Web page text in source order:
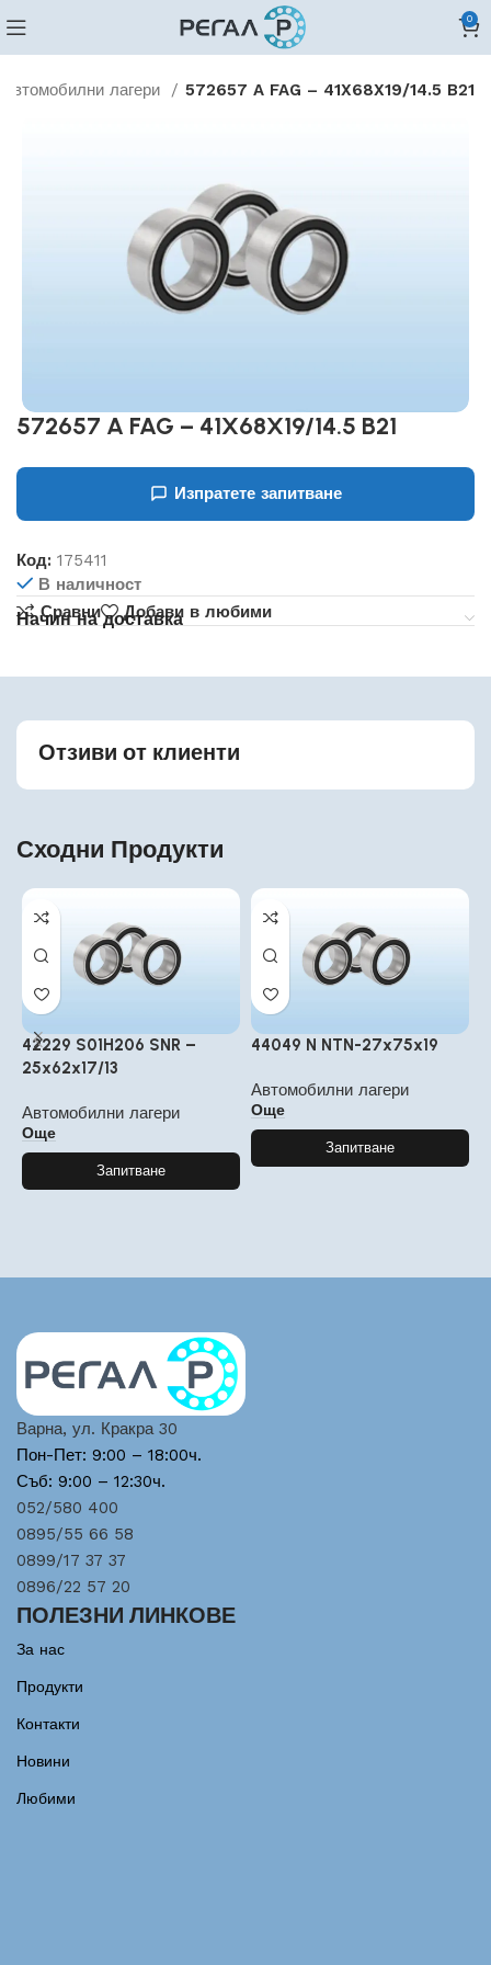
0
Автомобилни лагери 572657 A FAG – 41X68X19/14.5 B21
572657 A FAG – 41X68X19/14.5 B21
Изпратете запитване
Код:175411
В наличност
Сравни
Добави в любими
Начин на доставка
Отзиви от клиенти
Сходни Продукти
42229 S01H206 SNR –
25x62x17/13
Автомобилни лагери
Още
Запитване
44049 N NTN-27x75x19
Автомобилни лагери
Още
Запитване
Варна, ул. Кракра 30
Пон-Пет: 9:00 – 18:00ч.
Съб: 9:00 – 12:30ч.
052/580 400
0895/55 66 58
0899/17 37 37
0896/22 57 20
ПОЛЕЗНИ ЛИНКОВЕ
За нас
Продукти
Контакти
Новини
Любими